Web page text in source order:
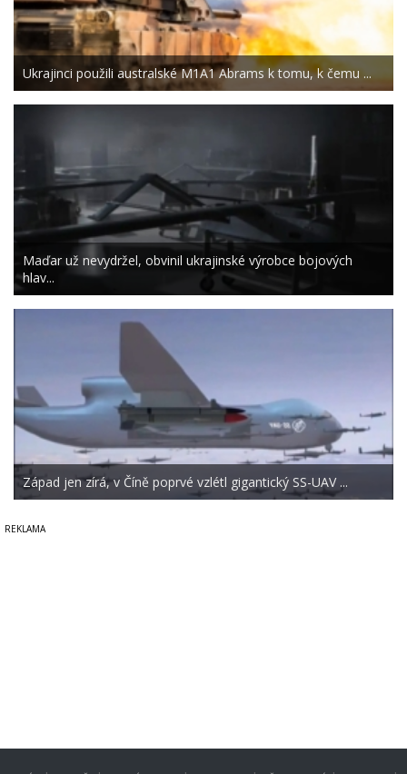
Ukrajinci použili australské M1A1 Abrams k tomu, k čemu ...
Maďar už nevydržel, obvinil ukrajinské výrobce bojových
hlav...
Západ jen zírá, v Číně poprvé vzlétl gigantický SS-UAV ...